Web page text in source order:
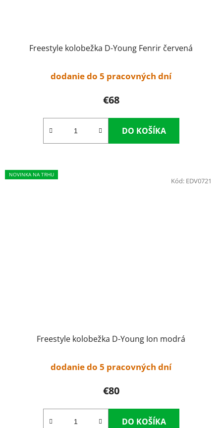
Freestyle kolobežka D-Young Fenrir červená
dodanie do 5 pracovných dní
€68
DO KOŠÍKA
NOVINKA NA TRHU
Freestyle kolobežka D-Young Ion modrá
dodanie do 5 pracovných dní
€80
DO KOŠÍKA
Kód: EDV0721